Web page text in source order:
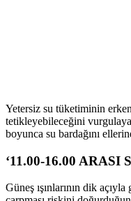
Yetersiz su tüketiminin
tetikleyebileceğini
boyunca su bardağını
‘11.00-16.00
Güneş ışınlarının dik